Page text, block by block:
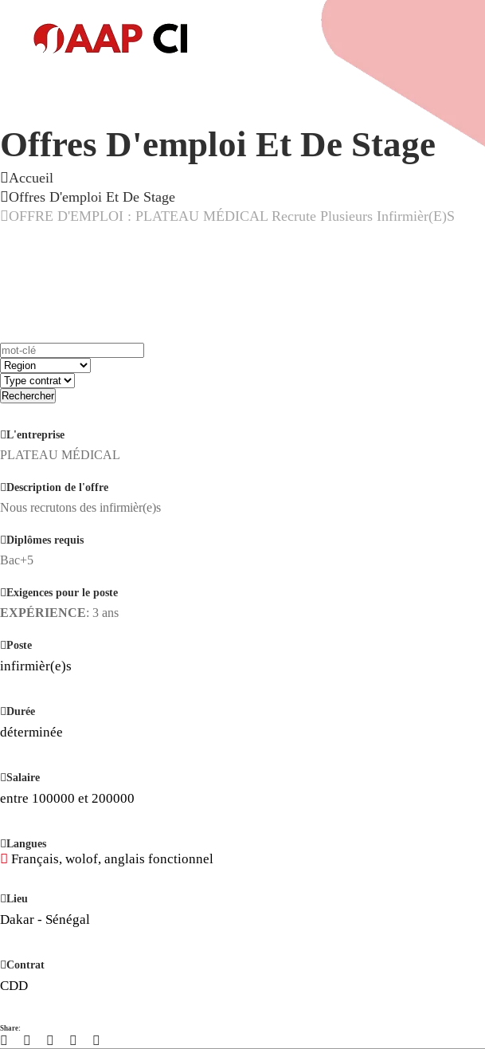
Offres D'emploi Et De Stage
Accueil
Offres D'emploi Et De Stage
OFFRE D'EMPLOI : PLATEAU MÉDICAL Recrute Plusieurs Infirmièr(e)s
Rechercher
L'entreprise
PLATEAU MÉDICAL
Description de l'offre
Nous recrutons des infirmièr(e)s
Diplômes requis
Bac+5
Exigences pour le poste
EXPÉRIENCE: 3 ans
Poste
infirmièr(e)s
Durée
déterminée
Salaire
entre 100000 et 200000
Langues
Français, wolof, anglais fonctionnel
Lieu
Dakar - Sénégal
Contrat
CDD
Share: